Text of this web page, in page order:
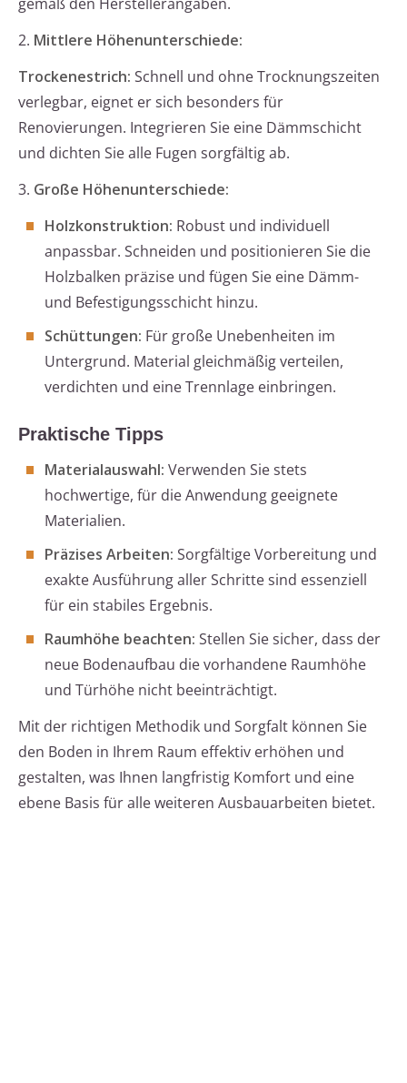
2. Mittlere Höhenunterschiede:
Trockenestrich: Schnell und ohne Trocknungszeiten
verlegbar, eignet er sich besonders für
Renovierungen. Integrieren Sie eine Dämmschicht
und dichten Sie alle Fugen sorgfältig ab.
3. Große Höhenunterschiede:
Holzkonstruktion: Robust und individuell
anpassbar. Schneiden und positionieren Sie die
Holzbalken präzise und fügen Sie eine Dämm-
und Befestigungsschicht hinzu.
Schüttungen: Für große Unebenheiten im
Untergrund. Material gleichmäßig verteilen,
verdichten und eine Trennlage einbringen.
Praktische Tipps
Materialauswahl: Verwenden Sie stets
hochwertige, für die Anwendung geeignete
Materialien.
Präzises Arbeiten: Sorgfältige Vorbereitung und
exakte Ausführung aller Schritte sind essenziell
für ein stabiles Ergebnis.
Raumhöhe beachten: Stellen Sie sicher, dass der
neue Bodenaufbau die vorhandene Raumhöhe
und Türhöhe nicht beeinträchtigt.
Mit der richtigen Methodik und Sorgfalt können Sie
den Boden in Ihrem Raum effektiv erhöhen und
gestalten, was Ihnen langfristig Komfort und eine
ebene Basis für alle weiteren Ausbauarbeiten bietet.